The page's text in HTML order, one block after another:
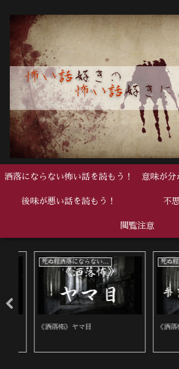
洒落にならない怖い話を読もう！ 意味が分
後味が悪い話を読もう！ 不
閲覧注意
死ぬ程洒落にならない怖い話
《洒落怖》手を引っ張るモノ 《洒落怖